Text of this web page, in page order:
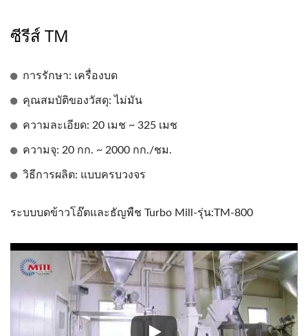
ซีรีส์ TM
การรักษา: เครื่องบด
คุณสมบัติของวัสดุ: ไม่มัน
ความละเอียด: 20 เมช ~ 325 เมช
ความจุ: 20 กก. ~ 2000 กก./ชม.
วิธีการผลิต: แบบครบวงจร
ระบบบดข้าวโอ๊ตและธัญพืช Turbo Mill-รุ่น:TM-800